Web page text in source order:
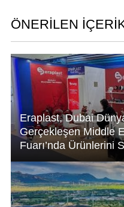
A
p
p
dI
n
ÖNERİLEN
Eraplast, Dubai
Gerçekleşen Middle
Fuarı’nda Ürünlerini